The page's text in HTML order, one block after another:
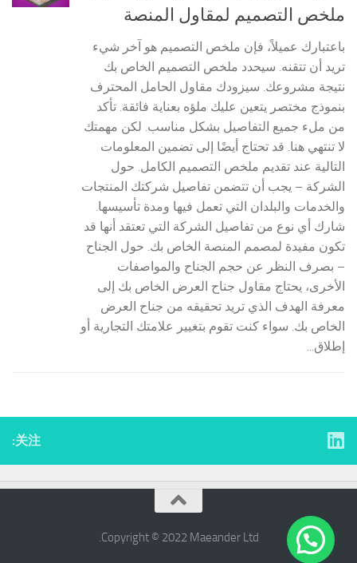
ملخص التصميم لمقاول المنصة
باعتبارك عميلاً، فإن ملخص التصميم هو آخر شيء
تريد أن تتقنه. سيحدد ملخص التصميم الخاص بك
نتيجة مشروعك. سيزودك مقاول الحامل المحترف
بنموذج مختصر يتعين عليك ملؤه بعناية فائقة. تأكد
من ملء جميع التفاصيل بشكل مناسب. لكن مهمتك
لا تنتهي هنا. قد تحتاج أيضًا إلى تضمين المعلومات
التالية عند تقديم ملخص التصميم الكامل. حول
الشركة – يجب أن تتضمن تفاصيل شركتك المنتجات
والخدمات والبلدان التي تعمل فيها ومدة تأسيسها.
شارك أي نوع من تفاصيل الشركة التي تعتقد أنها قد
تكون مفيدة لمصمم المنصة الخاص بك. حول الجناح
– بصرف النظر عن حجم الجناح والمواصفات
الأخرى، يحتاج مقاول جناح العرض الخاص بك إلى
معرفة الهدف الذي تريد تحقيقه من جناح العرض
الخاص بك. سواء كنت تقوم بتغيير علامتك التجارية أو
إطلاق...
关注:
Copyright © 2022 ​Maeander Ltd.